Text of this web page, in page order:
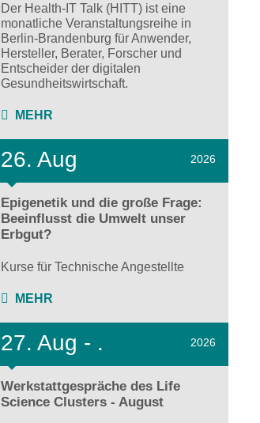
Der Health-IT Talk (HITT) ist eine
monatliche Veranstaltungsreihe in
Berlin-Brandenburg für Anwender,
Hersteller, Berater, Forscher und
Entscheider der digitalen
Gesundheitswirtschaft.
MEHR
26. Aug 2026
Epigenetik und die große Frage:
Beeinflusst die Umwelt unser
Erbgut?
Kurse für Technische Angestellte
MEHR
27. Aug - . 2026
Werkstattgespräche des Life
Science Clusters - August